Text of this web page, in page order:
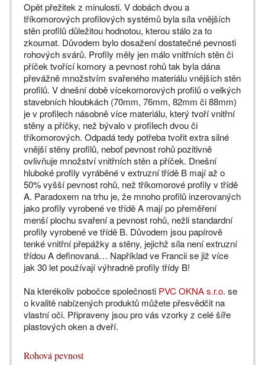
Opět přežitek z minulosti. V dobách dvou a
tříkomorových profilových systémů byla síla vnějších
stěn profilů důležitou hodnotou, kterou stálo za to
zkoumat. Důvodem bylo dosažení dostatečné pevnosti
rohových svárů. Profily měly jen málo vnitřních stěn či
příček tvořící komory a pevnost rohů tak byla dána
převážně množstvím svařeného materiálu vnějších stěn
profilů. V dnešní době vícekomorových profilů o velkých
stavebních hloubkách (70mm, 76mm, 82mm či 88mm)
je v profilech násobně více materiálu, který tvoří vnitřní
stěny a příčky, než bývalo v profilech dvou či
tříkomorových. Odpadá tedy potřeba tvořit extra silné
vnější stěny profilů, neboť pevnost rohů pozitivně
ovlivňuje množství vnitřních stěn a příček. Dnešní
hluboké profily vyráběné v extruzní třídě B mají až o
50% vyšší pevnost rohů, než tříkomorové profily v třídě
A. Paradoxem na trhu je, že mnoho profilů inzerovaných
jako profily vyrobené ve třídě A mají po přeměření
menší plochu svaření a pevnost rohů, nežli standardní
profily vyrobené ve třídě B. Důvodem jsou papírově
tenké vnitřní přepážky a stěny, jejichž síla není extruzní
třídou A definovaná… Například ve Francii se již více
jak 30 let používají výhradně profily třídy B!
Na kterékoliv pobočce společnosti PVC OKNA s.r.o. se
o kvalitě nabízených produktů můžete přesvědčit na
vlastní oči. Připraveny jsou pro vás vzorky z celé šíře
plastových oken a dveří.
Rohová pevnost